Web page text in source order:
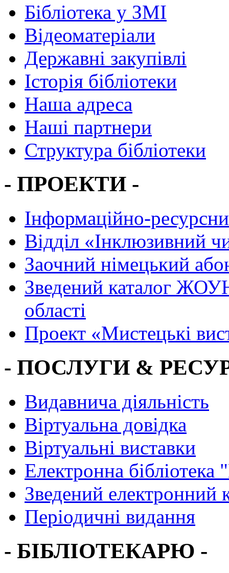
Бібліотека у ЗМІ
Відеоматеріали
Державні закупівлі
Історія бібліотеки
Наша адреса
Наші партнери
Структура бібліотеки
- ПРОЕКТИ -
Інформаційно-
Вiддiл «Інклюзивний
Заочний німецький
Зведений каталог
області
Проект «Мистецькі
- ПОСЛУГИ &
Видавнича діяльність
Віртуальна довідка
Віртуальні виставки
Електронна
Зведений електронний
Періодичні видання
- БІБЛІОТЕКАРЮ -